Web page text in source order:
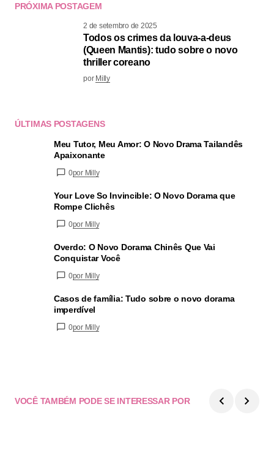
PRÓXIMA POSTAGEM
2 de setembro de 2025
Todos os crimes da louva-a-deus
(Queen Mantis): tudo sobre o novo
thriller coreano
por Milly
ÚLTIMAS POSTAGENS
Meu Tutor, Meu Amor: O Novo Drama Tailandês
Apaixonante
0por Milly
Your Love So Invincible: O Novo Dorama que
Rompe Clichês
0por Milly
Overdo: O Novo Dorama Chinês Que Vai
Conquistar Você
0por Milly
Casos de família: Tudo sobre o novo dorama
imperdível
0por Milly
VOCÊ TAMBÉM PODE SE INTERESSAR POR